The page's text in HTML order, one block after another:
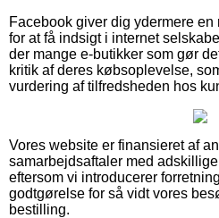
Facebook giver dig ydermere
for at få indsigt i internet
der mange e-butikker som gør
kritik af deres købsoplevelse,
vurdering af tilfredsheden hos
Vores website er finansieret af
samarbejdsaftaler med
eftersom vi introducerer
godtgørelse for så vidt vores
bestilling.